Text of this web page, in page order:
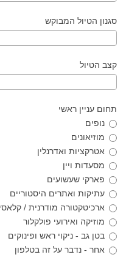
סגנון הטיול המבוקש
קצב הטיול
תחום עניין ראשי
נופים
מוזיאונים
אטרקציות ואדרנלין
מסעדות ויין
פארקי שעשועים
עתיקות ואתרים היסטוריים
ארכיטקטורה מודרנית /
מוזיקה ואירועי פולקלור
בטן גב - ניקוי ראש ופינוקים
אחר - נדבר על זה בטלפון